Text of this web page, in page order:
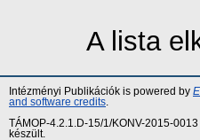
A lista
Intézményi Publikációk is powered by
and software credits
TÁMOP-4.2.1.D-15/1/KONV-2015-
készült.